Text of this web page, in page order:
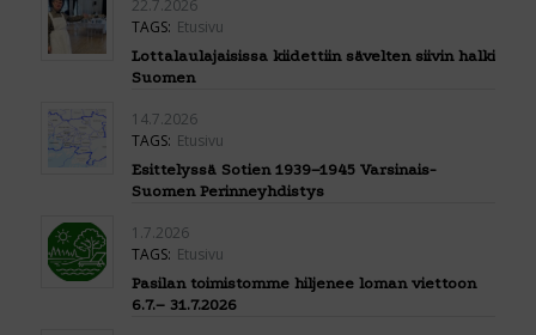
22.7.2026
TAGS: Etusivu
Lottalaulajaisissa kiidettiin sävelten siivin halki
Suomen
14.7.2026
TAGS: Etusivu
Esittelyssä Sotien 1939–1945 Varsinais-
Suomen Perinneyhdistys
1.7.2026
TAGS: Etusivu
Pasilan toimistomme hiljenee loman viettoon
6.7.– 31.7.2026